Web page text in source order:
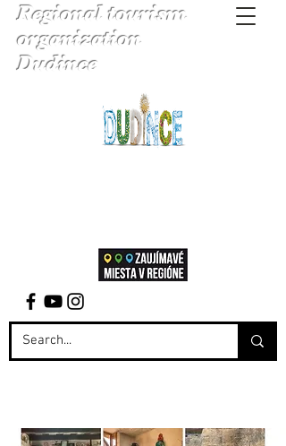
Regional tourism
organization
Dudince